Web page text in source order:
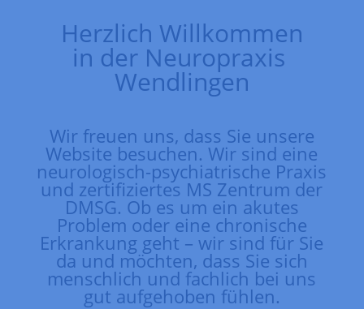
Herzlich Willkommen
in der Neuropraxis
Wendlingen
Wir freuen uns, dass Sie unsere
Website besuchen. Wir sind eine
neurologisch-psychiatrische Praxis
und zertifiziertes MS Zentrum der
DMSG. Ob es um ein akutes
Problem oder eine chronische
Erkrankung geht – wir sind für Sie
da und möchten, dass Sie sich
menschlich und fachlich bei uns
gut aufgehoben fühlen.